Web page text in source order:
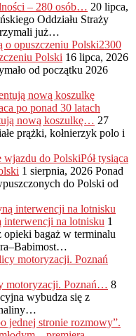
– 280 osób… 20 lipca,
Oddziału Straży
już…
2300
Polski 16 lipca, 2026
od początku 2026
nową koszulkę… 27
prążki, kołnierzyk polo i
Pół tysiąca
1 sierpnia, 2026 Ponad
do Polski od
interwencji na lotnisku 1
opieki bagaż w terminalu
motoryzacji. Poznań… 8
wybudza się z